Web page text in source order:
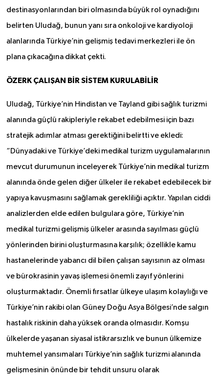
destinasyonlarından biri olmasında büyük rol oynadığını
belirten Uludağ, bunun yanı sıra onkoloji ve kardiyoloji
alanlarında Türkiye’nin gelişmiş tedavi merkezleri ile ön
plana çıkacağına dikkat çekti.
ÖZERK ÇALIŞAN BİR SİSTEM KURULABİLİR
Uludağ, Türkiye’nin Hindistan ve Tayland gibi sağlık turizmi
alanında güçlü rakipleriyle rekabet edebilmesi için bazı
stratejik adımlar atması gerektiğini belirtti ve ekledi:
“Dünyadaki ve Türkiye’deki medikal turizm uygulamalarının
mevcut durumunun inceleyerek Türkiye’nin medikal turizm
alanında önde gelen diğer ülkeler ile rekabet edebilecek bir
yapıya kavuşmasını sağlamak gerekliliği açıktır. Yapılan ciddi
analizlerden elde edilen bulgulara göre, Türkiye’nin
medikal turizmi gelişmiş ülkeler arasında sayılması güçlü
yönlerinden birini oluşturmasına karşılık; özellikle kamu
hastanelerinde yabancı dil bilen çalışan sayısının az olması
ve bürokrasinin yavaş işlemesi önemli zayıf yönlerini
oluşturmaktadır. Önemli fırsatlar ülkeye ulaşım kolaylığı ve
Türkiye’nin rakibi olan Güney Doğu Asya Bölgesi’nde salgın
hastalık riskinin daha yüksek oranda olmasıdır. Komşu
ülkelerde yaşanan siyasal istikrarsızlık ve bunun ülkemize
muhtemel yansımaları Türkiye’nin sağlık turizmi alanında
gelişmesinin önünde bir tehdit unsuru olarak